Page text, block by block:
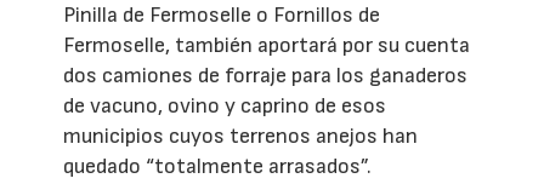
Pinilla de Fermoselle o Fornillos de
Fermoselle, también aportará por su cuenta
dos camiones de forraje para los ganaderos
de vacuno, ovino y caprino de esos
municipios cuyos terrenos anejos han
quedado “totalmente arrasados”.